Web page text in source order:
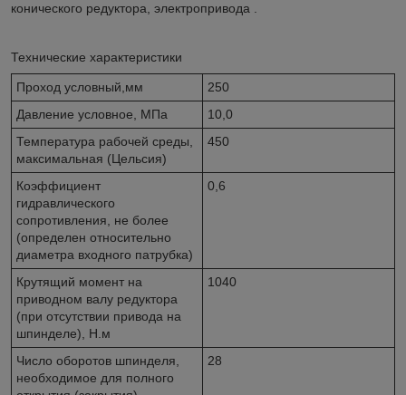
конического редуктора, электропривода .
Технические характеристики
Проход условный,мм
250
Давление условное, МПа
10,0
Температура рабочей среды,
максимальная (Цельсия)
450
Коэффициент
гидравлического
сопротивления, не более
(определен относительно
диаметра входного патрубка)
0,6
Крутящий момент на
приводном валу редуктора
(при отсутствии привода на
шпинделе), Н.м
1040
Число оборотов шпинделя,
необходимое для полного
28